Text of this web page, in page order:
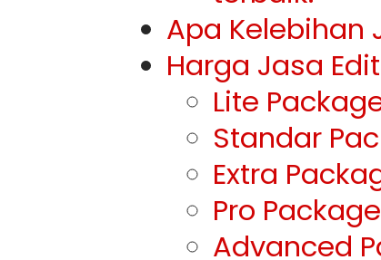
Apa Kelebihan
Harga Jasa
Lite
Standar
Extra
Pro Package
Advanced